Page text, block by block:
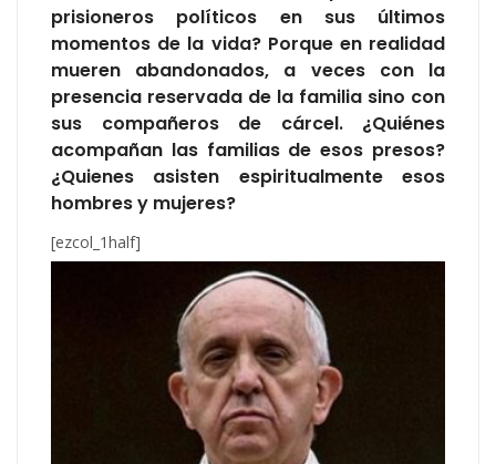
prisioneros políticos en sus últimos
momentos de la vida? Porque en realidad
mueren abandonados, a veces con la
presencia reservada de la familia sino con
sus compañeros de cárcel. ¿Quiénes
acompañan las familias de esos presos?
¿Quienes asisten espiritualmente esos
hombres y mujeres?
[ezcol_1half]